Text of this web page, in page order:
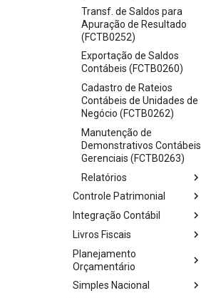
Transf. de Saldos para
Apuração de Resultado
(FCTB0252)
Exportação de Saldos
Contábeis (FCTB0260)
Cadastro de Rateios
Contábeis de Unidades de
Negócio (FCTB0262)
Manutenção de
Demonstrativos Contábeis
Gerenciais (FCTB0263)
Relatórios
Controle Patrimonial
Integração Contábil
Livros Fiscais
Planejamento
Orçamentário
Simples Nacional